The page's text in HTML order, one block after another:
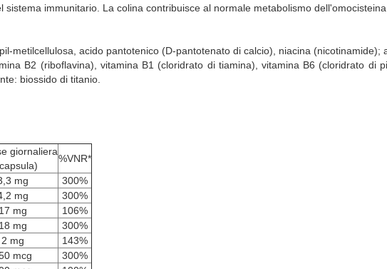
immunitario. La colina contribuisce al normale metabolismo
metilcellulosa, acido pantotenico (D-pantotenato di calcio), niacina
B2 (riboflavina), vitamina B1 (cloridrato di tiamina), vitamina B6 (cloridrato di
biossido di titanio.
giornaliera
%VNR*
mg
300%
mg
300%
17 mg
106%
18 mg
300%
2 mg
143%
mcg
300%